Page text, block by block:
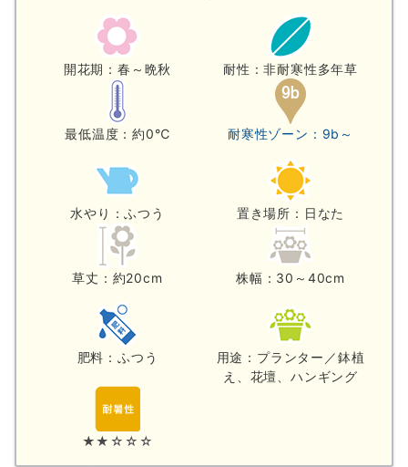
開花期：春～晩秋 耐性：非耐寒性多年草
最低温度：約0℃ 耐寒性ゾーン：9b～
水やり：ふつう 置き場所：日なた
草丈：約20cm 株幅：30～40cm
肥料：ふつう
用途：プランター／鉢植
え、花壇、ハンギング
★★☆☆☆